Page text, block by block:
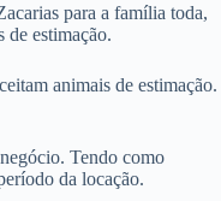
para a família toda,
de estimação.
animais de estimação.
Tendo como
da locação.